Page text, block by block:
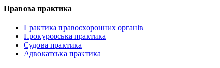
Правова практика
Практика правоохоронних органів
Прокурорська практика
Судова практика
Адвокатська практика